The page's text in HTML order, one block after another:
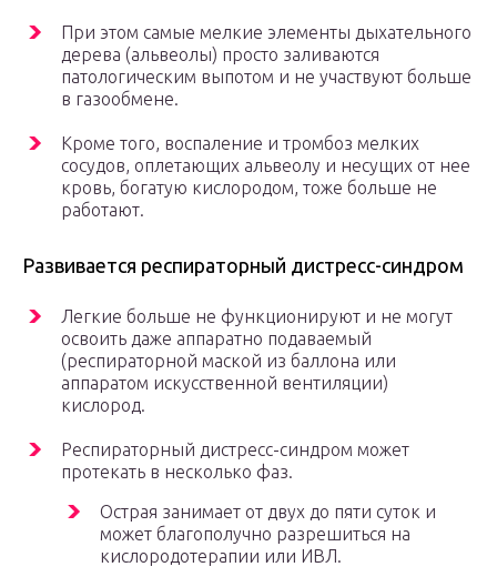
При этом самые мелкие элементы дыхательного
дерева (альвеолы) просто заливаются
патологическим выпотом и не участвуют больше
в газообмене.
Кроме того, воспаление и тромбоз мелких
сосудов, оплетающих альвеолу и несущих от нее
кровь, богатую кислородом, тоже больше не
работают.
Развивается респираторный дистресс-синдром
Легкие больше не функционируют и не могут
освоить даже аппаратно подаваемый
(респираторной маской из баллона или
аппаратом искусственной вентиляции)
кислород.
Респираторный дистресс-синдром может
протекать в несколько фаз.
Острая занимает от двух до пяти суток и
может благополучно разрешиться на
кислородотерапии или ИВЛ.